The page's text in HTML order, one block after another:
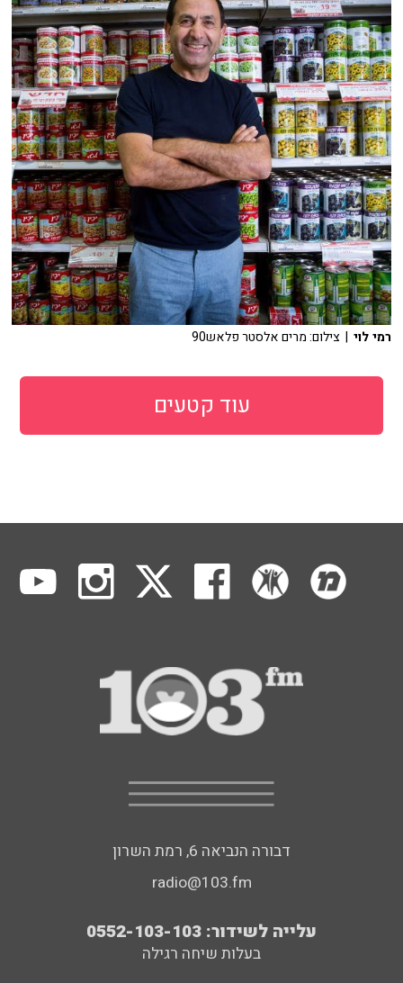
רמי לוי | צילום: מרים אלסטר פלאש90
עוד קטעים
דבורה הנביאה 6, רמת השרון
radio@103.fm
עלייה לשידור: 0552-103-103
בעלות שיחה רגילה